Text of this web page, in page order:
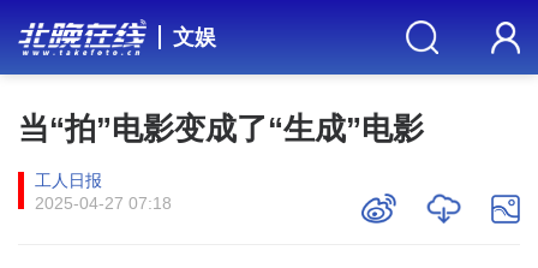
文娱
当“拍”电影变成了“生成”电影
工人日报
2025-04-27 07:18